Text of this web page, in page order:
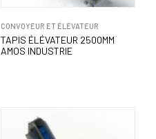
CONVOYEUR ET ÉLÉVATEUR
TAPIS ÉLÉVATEUR 2500MM
AMOS INDUSTRIE